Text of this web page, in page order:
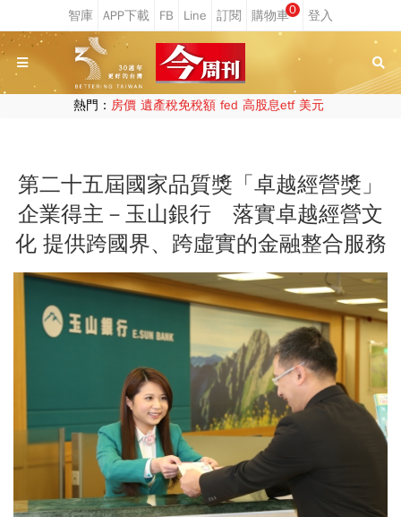
0
熱門： 房價 遺產稅免稅額 fed 高股息etf 美元
第二十五屆國家品質獎「卓越經營獎」
企業得主－玉山銀行 落實卓越經營文
化 提供跨國界、跨虛實的金融整合服務